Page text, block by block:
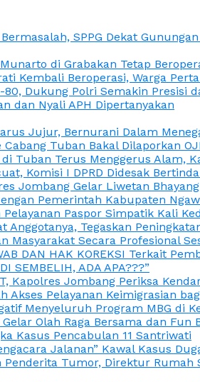
SPPG Dekat
di Grabakan Tetap
Kembali Beroperasi, Warga
Dukung Polri Semakin Presisi
dan Nyali APH Dipertanyakan
Jujur, Bernurani Dalam
Tuban Bakal Dilaporkan
Tuban Terus Menggerus Alam,
Komisi I DPRD Didesak
Jombang Gelar Liwetan
Pemerintah Kabupaten
Paspor Simpatik Kali
Tegaskan
Masyarakat Secara Profesional
DAN HAK KOREKSI Terkait
SEMBELIH, ADA APA???”
Kapolres Jombang Periksa
Akses Pelayanan Keimigrasian
Menyeluruh Program MBG di
Olah Raga Bersama dan Fun
Kasus Pencabulan 11 Santriwati
Jalanan” Kawal Kasus
Tumor, Direktur Rumah